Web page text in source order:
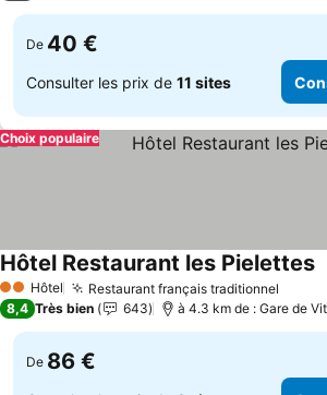
De 40 €
Consulter les prix de 11 sites
Choix populaire
2 Étoiles
Hôtel Restaurant français traditionnel
Hôtel Restaurant les Pielettes
8,4 Très bien 643 à 4.3 km de : Gare de
De 86 €